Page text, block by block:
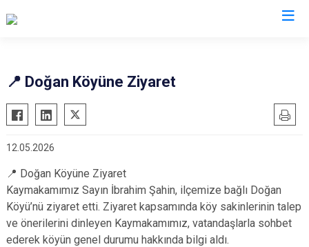
Abana
Ağlı
Araç
Azdavay
Bozkurt
Çatalzeytin
Cide
Pınarbaşı
Seydiler
📍 Doğan Köyüne Ziyaret
12.05.2026
📍 Doğan Köyüne Ziyaret
Kaymakamımız Sayın İbrahim Şahin, ilçemize bağlı Doğan
Köyü’nü ziyaret etti. Ziyaret kapsamında köy sakinlerinin talep
ve önerilerini dinleyen Kaymakamımız, vatandaşlarla sohbet
ederek köyün genel durumu hakkında bilgi aldı.